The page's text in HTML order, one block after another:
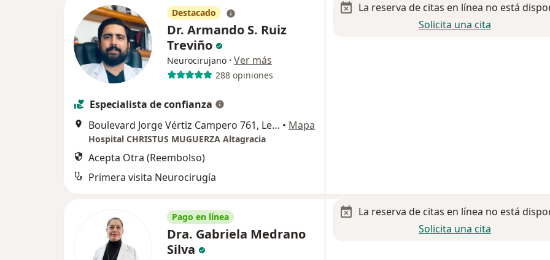
Destacado
Dr. Armando S. Ruiz
Treviño
Neurocirujano · Ver más
288 opiniones
Especialista de confianza
Boulevard Jorge Vértiz Campero 761, León • Mapa
Hospital CHRISTUS MUGUERZA Altagracia
Acepta Otra (Reembolso)
Primera visita Neurocirugía
La reserva de citas en línea no está
Solicita una cita
Pago en línea
Dra. Gabriela Medrano
Silva
La reserva de citas en línea no está
Solicita una cita